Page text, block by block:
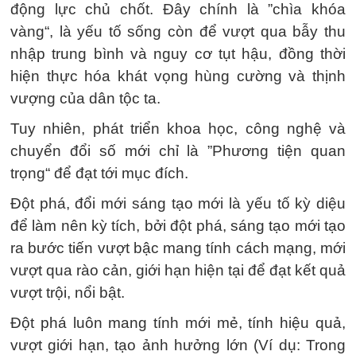
động lực chủ chốt. Đây chính là ”chìa khóa
vàng“, là yếu tố sống còn để vượt qua bẫy thu
nhập trung bình và nguy cơ tụt hậu, đồng thời
hiện thực hóa khát vọng hùng cường và thịnh
vượng của dân tộc ta.
Tuy nhiên, phát triển khoa học, công nghệ và
chuyển đổi số mới chỉ là ”Phương tiện quan
trọng“ để đạt tới mục đích.
Đột phá, đổi mới sáng tạo mới là yếu tố kỳ diệu
để làm nên kỳ tích, bởi đột phá, sáng tạo mới tạo
ra bước tiến vượt bậc mang tính cách mạng, mới
vượt qua rào cản, giới hạn hiện tại để đạt kết quả
vượt trội, nổi bật.
Đột phá luôn mang tính mới mẻ, tính hiệu quả,
vượt giới hạn, tạo ảnh hưởng lớn (Ví dụ: Trong